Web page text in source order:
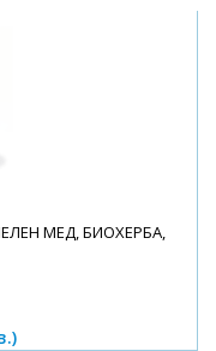
МЕД, БИОХЕРБА,